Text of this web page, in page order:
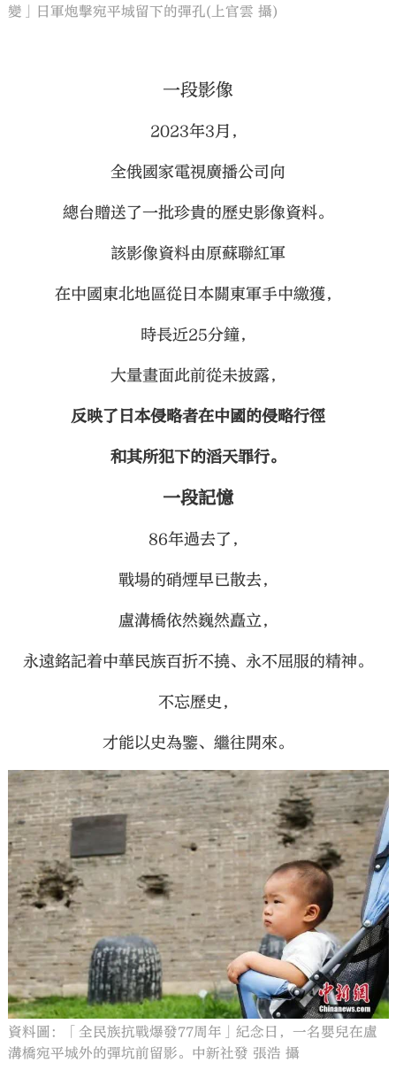
變」日軍炮擊宛平城留下的彈孔(上官雲 攝)
一段影像
2023年3月，
全俄國家電視廣播公司向
總台贈送了一批珍貴的歷史影像資料。
該影像資料由原蘇聯紅軍
在中國東北地區從日本關東軍手中繳獲，
時長近25分鐘，
大量畫面此前從未披露，
反映了日本侵略者在中國的侵略行徑
和其所犯下的滔天罪行。
一段記憶
86年過去了，
戰場的硝煙早已散去，
盧溝橋依然巍然矗立，
永遠銘記着中華民族百折不撓、永不屈服的精神。
不忘歷史，
才能以史為鑒、繼往開來。
資料圖：「全民族抗戰爆發77周年」紀念日，一名嬰兒在盧
溝橋宛平城外的彈坑前留影。中新社發 張浩 攝